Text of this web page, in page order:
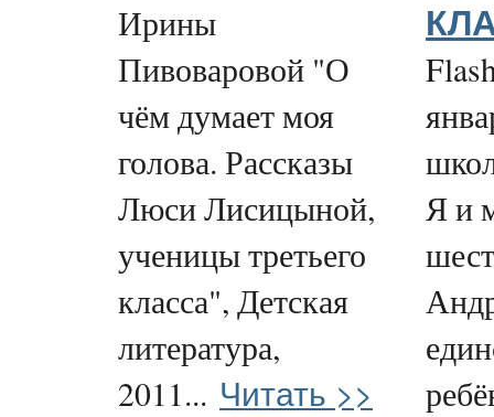
Ирины
Пивоваровой "О
чём думает моя
голова. Рассказы
Люси Лисицыной,
ученицы третьего
класса", Детская
литература,
2011... Читать >>
Я и